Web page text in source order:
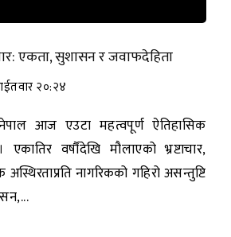
एकता, सुशासन र जवाफदेहिता
२०:२४
आज एउटा महत्वपूर्ण ऐतिहासिक
वर्षौंदेखि मौलाएको भ्रष्टाचार,
नागरिकको गहिरो असन्तुष्टि